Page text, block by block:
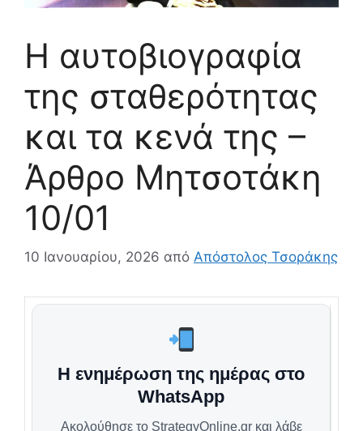
Η αυτοβιογραφία
της σταθερότητας
και τα κενά της –
Άρθρο Μητσοτάκη
10/01
10 Ιανουαρίου, 2026 από Απόστολος Τσοράκης
Η ενημέρωση της ημέρας στο
WhatsApp
Ακολούθησε το StrategyOnline.gr και λάβε